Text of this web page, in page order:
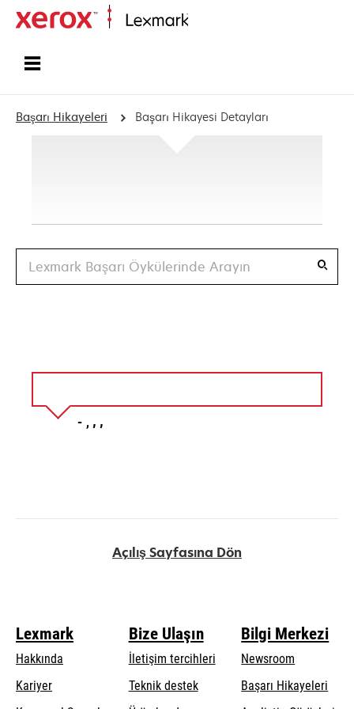
Başarı Hikayeleri Başarı Hikayesi Detayları
Açılış Sayfasına Dön
Lexmark
Hakkında
Kariyer
Bize Ulaşın
İletişim tercihleri
Teknik destekopens
Bilgi Merkezi
Newsroom
Başarı Hikayeleri